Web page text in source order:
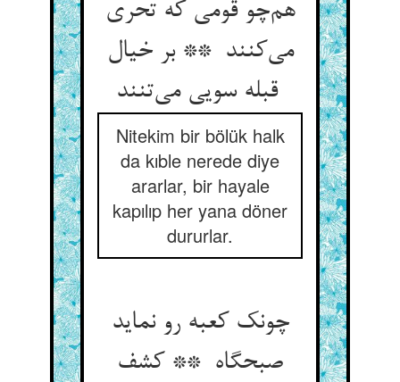
هم‌چو قومی که تحری
می‌کنند ** بر خیال
قبله سویی می‌تنند
Nitekim bir bölük halk
da kıble nerede diye
ararlar, bir hayale
kapılıp her yana döner
dururlar.
چونک کعبه رو نماید
صبحگاه ** کشف